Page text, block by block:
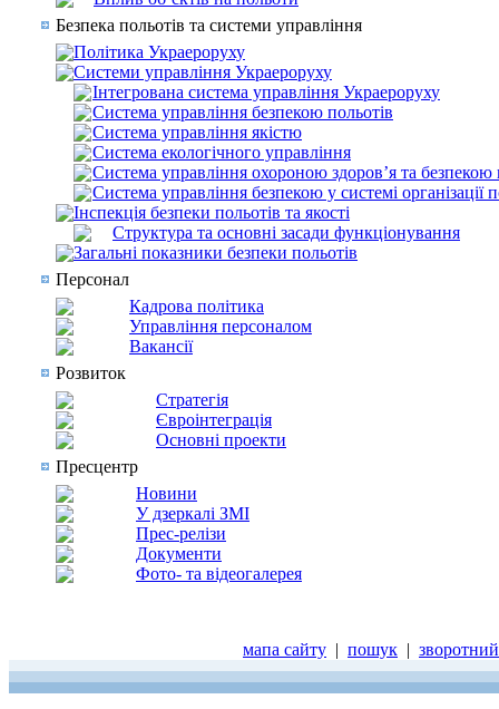
Безпека польотів та системи управління
Політика Украероруху
Системи управління Украероруху
Інтегрована система управління Украероруху
Система управління безпекою польотів
Система управління якістю
Система екологічного управління
Система управління охороною здоров’я та безпекою
Система управління безпекою у системі
Інспекція безпеки польотів та якості
Структура та основні засади функціонування
Загальні показники безпеки польотів
Персонал
Кадрова політика
Управління персоналом
Вакансії
Розвиток
Стратегія
Євроінтеграція
Основні проекти
Пресцентр
Новини
У дзеркалі ЗМІ
Прес-релізи
Документи
Фото- та відеогалерея
мапа сайту | пошук |